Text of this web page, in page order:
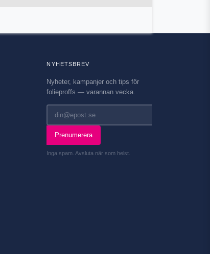
NYHETSBREV
Nyheter, kampanjer och tips för
folieproffs — varannan vecka.
Prenumerera
Inga spam. Avsluta när som helst.